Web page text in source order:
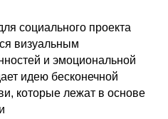
социального проекта
визуальным
и эмоциональной
идею бесконечной
которые лежат в основе